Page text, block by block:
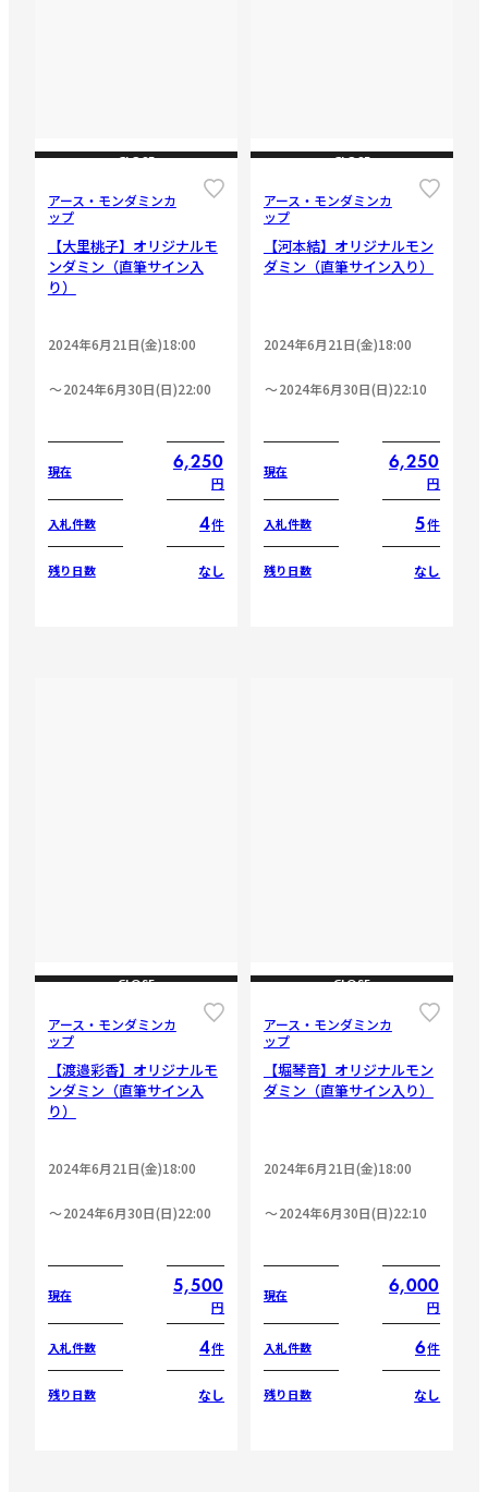
CLOSE
アース・モンダミンカ
ップ
【大里桃子】オリジナルモ
ンダミン（直筆サイン入
り）
2024年6月21日(金)18:00
2024年6月30日(日)22:00
現在 6,250
円
入札件数 4件
残り日数 なし
CLOSE
アース・モンダミンカ
ップ
【河本結】オリジナルモン
ダミン（直筆サイン入り）
2024年6月21日(金)18:00
2024年6月30日(日)22:10
現在 6,250
円
入札件数 5件
残り日数 なし
CLOSE
アース・モンダミンカ
ップ
【渡邉彩香】オリジナルモ
ンダミン（直筆サイン入
り）
2024年6月21日(金)18:00
2024年6月30日(日)22:00
現在 5,500
円
入札件数 4件
残り日数 なし
CLOSE
アース・モンダミンカ
ップ
【堀琴音】オリジナルモン
ダミン（直筆サイン入り）
2024年6月21日(金)18:00
2024年6月30日(日)22:10
現在 6,000
円
入札件数 6件
残り日数 なし